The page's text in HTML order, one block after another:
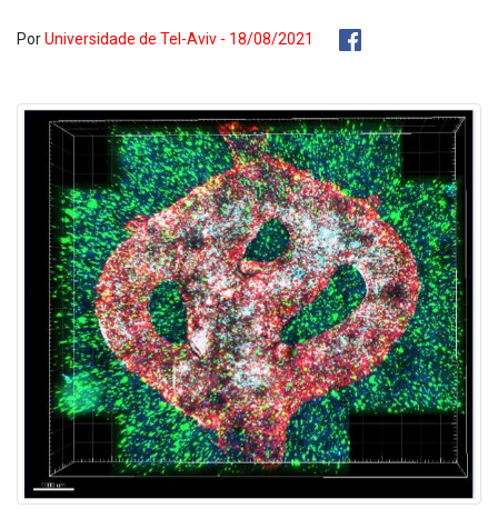
PorUniversidade de Tel-Aviv - 18/08/2021